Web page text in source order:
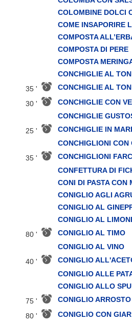
COLOMBINE DOLCI
COME INSAPORIRE
COMPOSTA
COMPOSTA DI PERE
COMPOSTA
CONCHIGLIE AL
35 '
CONCHIGLIE AL
30 '
CONCHIGLIE CON
CONCHIGLIE
25 '
CONCHIGLIE IN
CONCHIGLIONI CON
35 '
CONCHIGLIONI
CONFETTURA DI
CONI DI PASTA CON
CONIGLIO AGLI
CONIGLIO AL
CONIGLIO AL
80 '
CONIGLIO AL TIMO
CONIGLIO AL VINO
40 '
CONIGLIO
CONIGLIO ALLE
CONIGLIO ALLO
75 '
CONIGLIO
80 '
CONIGLIO CON